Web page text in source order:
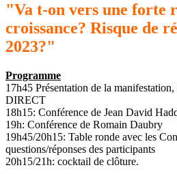
"Va t-on vers une forte
croissance? Risque de
2023?"
Programme
17h45 Présentation de la
DIRECT
18h15: Conférence de Jean David
19h: Conférence de Romain Daubry
19h45/20h15: Table ronde avec les
questions/réponses des participants
20h15/21h: cocktail de clôture.